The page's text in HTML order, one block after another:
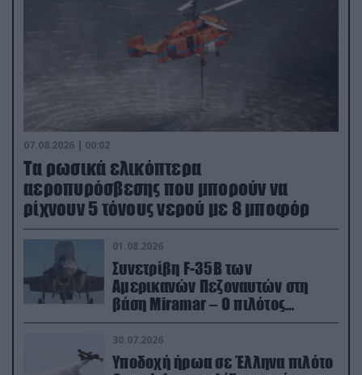
07.08.2026 | 00:02
Τα ρωσικά ελικόπτερα
αεροπυρόσβεσης που μπορούν να
ρίχνουν 5 τόνους νερού με 8 μποφόρ
01.08.2026
Συνετρίβη F-35B των
Αμερικανών Πεζοναυτών στη
βάση Miramar – Ο πιλότος
εκτινάχθηκε εγκαίρως
30.07.2026
Υποδοχή ήρωα σε Έλληνα πιλότο